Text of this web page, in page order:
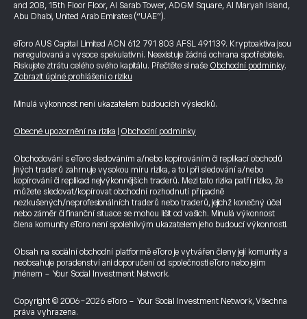
and 208, 15th Floor Floor, Al Sarab Tower, ADGM Square, Al Maryah Island,
Abu Dhabi, United Arab Emirates (“UAE”).
eToro AUS Capital Limited ACN 612 791 803 AFSL 491139. Kryptoaktiva jsou
neregulovaná a vysoce spekulativní. Neexistuje žádná ochrana spotřebitele.
Riskujete ztrátu celého svého kapitálu. Přečtěte si naše Obchodní podmínky.
Zobrazit úplné prohlášení o riziku
Minulá výkonnost není ukazatelem budoucích výsledků.
Obecné upozornění na rizika Obchodní podmínky
Obchodování s eToro sledováním a/nebo kopírováním či replikací obchodů
jiných traderů zahrnuje vysokou míru rizika, a to i při sledování a/nebo
kopírování či replikaci nejvýkonnějších traderů. Mezi tato rizika patří riziko, že
můžete sledovat/kopírovat obchodní rozhodnutí případně
nezkušených/neprofesionálních traderů nebo traderů, jejichž konečný účel
nebo záměr či finanční situace se mohou lišit od vašich. Minulá výkonnost
člena komunity eToro není spolehlivým ukazatelem jeho budoucí výkonnosti.
Obsah na sociální obchodní platformě eToro je vytvářen členy její komunity a
neobsahuje poradenství ani doporučení od společnosti eToro nebo jejím
jménem - Your Social Investment Network.
Copyright © 2006-2026 eToro - Your Social Investment Network, Všechna
práva vyhrazena.